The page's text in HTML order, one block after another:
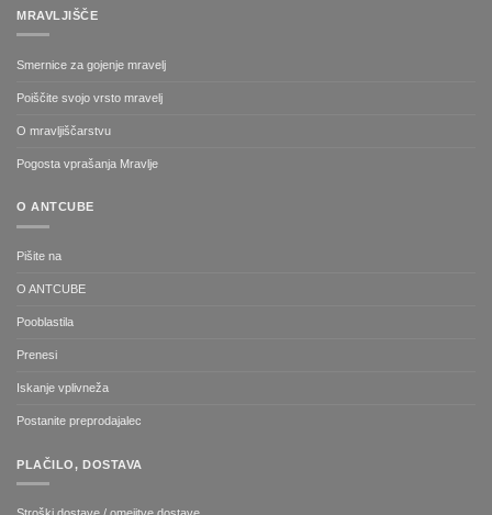
MRAVLJIŠČE
Smernice za gojenje mravelj
Poiščite svojo vrsto mravelj
O mravljiščarstvu
Pogosta vprašanja Mravlje
O ANTCUBE
Pišite na
O ANTCUBE
Pooblastila
Prenesi
Iskanje vplivneža
Postanite preprodajalec
PLAČILO, DOSTAVA